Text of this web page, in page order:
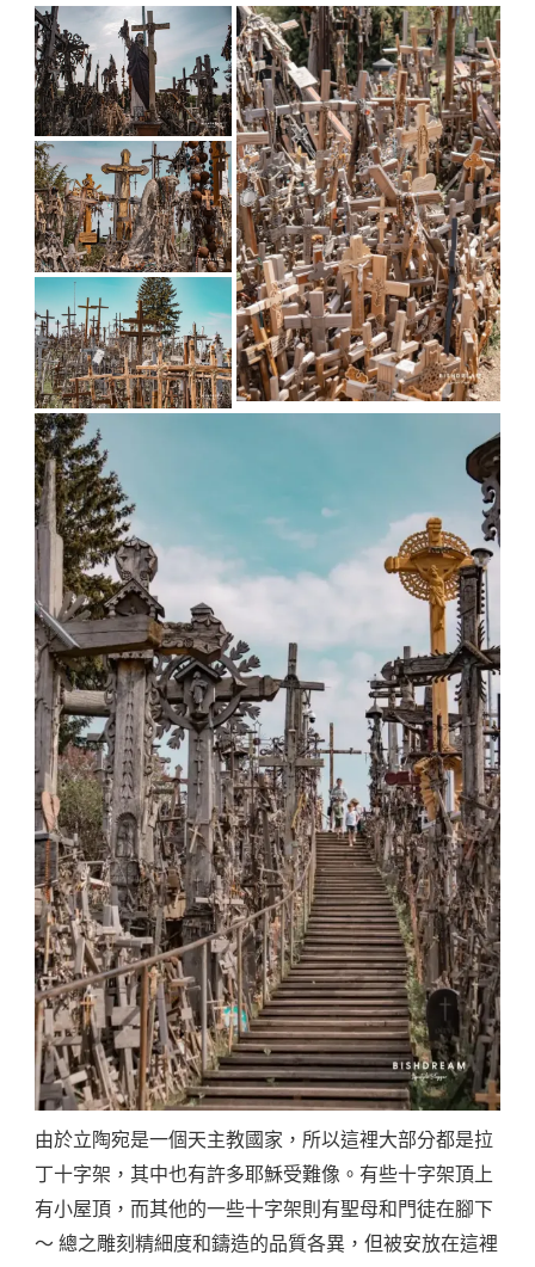
由於立陶宛是一個天主教國家，所以這裡大部分都是拉
丁十字架，其中也有許多耶穌受難像。有些十字架頂上
有小屋頂，而其他的一些十字架則有聖母和門徒在腳下
～ 總之雕刻精細度和鑄造的品質各異，但被安放在這裡